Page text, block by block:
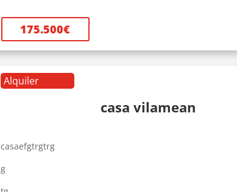
175.500€
Alquiler
casa vilamean
casaefgtrgtrg
g